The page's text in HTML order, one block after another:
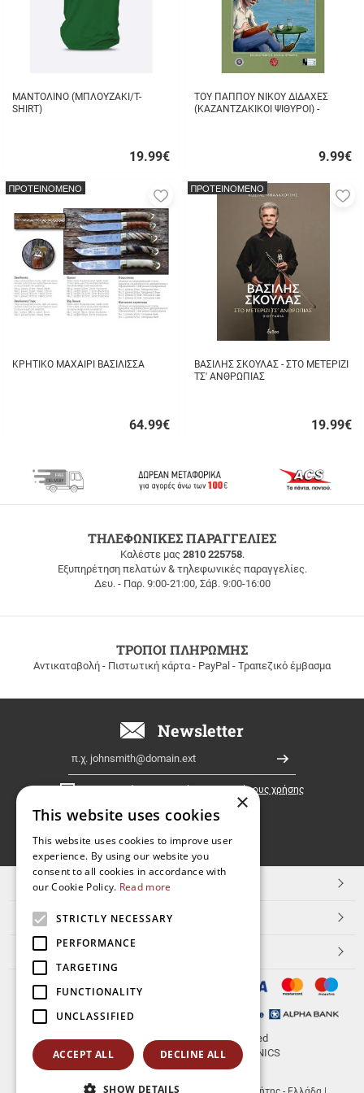
ΜΑΝΤΟΛΙΝΟ (ΜΠΛΟΥΖΑΚΙ/T-
SHIRT)
19.99€
αγορά
ΤΟΥ ΠΑΠΠΟΥ ΝΙΚΟΥ ΔΙΔΑΧΕΣ
(ΚΑΖΑΝΤΖΑΚΙΚΟΙ ΨΙΘΥΡΟΙ) -
9.99€
αγορά
ΚΡΗΤΙΚΟ ΜΑΧΑΙΡΙ ΒΑΣΙΛΙΣΣΑ
64.99€
ΠΡΟΤΕΙΝΟΜΕΝΟ
Προσθήκη
στα
μου
ΒΑΣΙΛΗΣ ΣΚΟΥΛΑΣ - ΣΤΟ ΜΕΤΕΡΙΖΙ
ΤΣ' ΑΝΘΡΩΠΙΑΣ
19.99€
ΠΡΟΤΕΙΝΟΜΕΝΟ
παραγγελίες
όλη
ΤΗΛΕΦΩΝΙΚΕΣ ΠΑΡΑΓΓΕΛΙΕΣ
Καλέστε μας 2810 225758.
Εξυπηρέτηση πελατών & τηλεφωνικές παραγγελίες.
Δευ. - Παρ. 9:00-21:00, Σάβ. 9:00-16:00
ΤΡΟΠΟΙ ΠΛΗΡΩΜΗΣ
Αντικαταβολή - Πιστωτική κάρτα - PayPal - Τραπεζικό έμβασμα
Newsletter
Εγγραφή
Έχω διαβάσει κι αποδέχομαι τουςόρους χρήσης
FOLLOW
US
TOP ΚΑΤΗΓΟΡΙΕΣ
ΕΞΥΠΗΡΕΤΗΣΗ ΠΕΛΑΤΩΝ
Aerakis.net
© 2026 aerakis.netAll rights reserved
Designed & developed byNETMECHANICS
×
This website uses cookies
This website uses cookies to improve user
experience. By using our website you
consent to all cookies in accordance with
our Cookie Policy. Read more
STRICTLY NECESSARY
PERFORMANCE
TARGETING
FUNCTIONALITY
UNCLASSIFIED
ACCEPT ALL DECLINE ALL
SHOW DETAILS